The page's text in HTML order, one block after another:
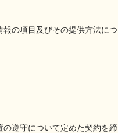
の項目及びその提供方法につ
遵守について定めた契約を締